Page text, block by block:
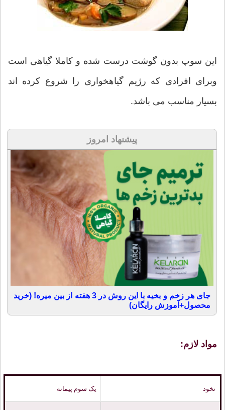
این سوپ بدون گوشت درست شده و کاملا گیاهی است
وبرای افرادی که رژیم گیاهخواری را شروع کرده اند
بسیار مناسب می باشد.
پیشنهاد امروز
جای هر زخم و بخیه با این روش در 3 هفته از بین میره! (خرید
محصول+آموزش رایگان)
مواد لازم:
نخود یک سوم پیمانه